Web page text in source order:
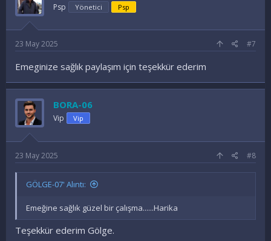
Psp Yönetici Psp
23 May 2025 #7
Emeginize sağlık paylaşım için teşekkür ederim
BORA-06
Vip Vip
23 May 2025 #8
GÖLGE-07' Alıntı:
Emeğine sağlık güzel bir çalışma......Harika
Teşekkür ederim Gölge.